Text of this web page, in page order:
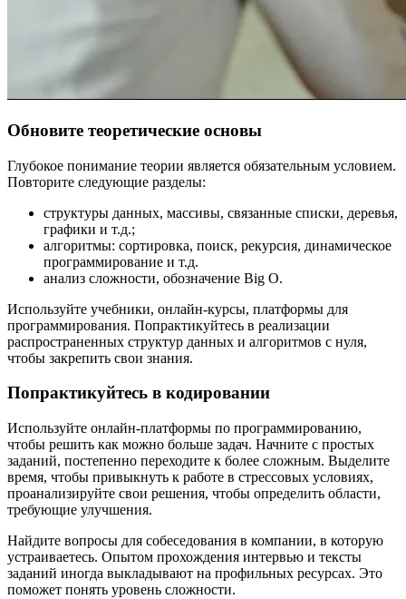
Обновите теоретические основы
Глубокое понимание теории является обязательным условием.
Повторите следующие разделы:
структуры данных, массивы, связанные списки, деревья,
графики и т.д.;
алгоритмы: сортировка, поиск, рекурсия, динамическое
программирование и т.д.
анализ сложности, обозначение Big O.
Используйте учебники, онлайн-курсы, платформы для
программирования. Попрактикуйтесь в реализации
распространенных структур данных и алгоритмов с нуля,
чтобы закрепить свои знания.
Попрактикуйтесь в кодировании
Используйте онлайн-платформы по программированию,
чтобы решить как можно больше задач. Начните с простых
заданий, постепенно переходите к более сложным. Выделите
время, чтобы привыкнуть к работе в стрессовых условиях,
проанализируйте свои решения, чтобы определить области,
требующие улучшения.
Найдите вопросы для собеседования в компании, в которую
устраиваетесь. Опытом прохождения интервью и тексты
заданий иногда выкладывают на профильных ресурсах. Это
поможет понять уровень сложности.